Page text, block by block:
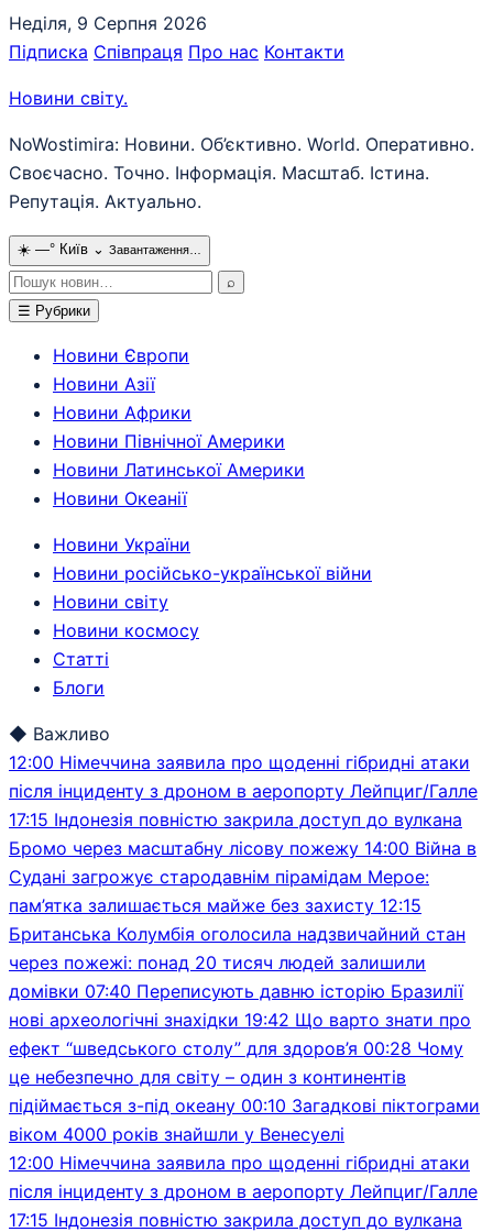
Перейти
до
Неділя, 9 Серпня 2026
Підписка Співпраця Про нас Контакти
Новини світу.
NoWostimira: Новини. Об’єктивно. World. Оперативно.
Своєчасно. Точно. Інформація. Масштаб. Істина.
Репутація. Актуально.
☀️ —° Київ ⌄ Завантаження…
Пошук:
⌕
☰ Рубрики
Новини Європи
Новини Азії
Новини Африки
Новини Північної Америки
Новини Латинської Америки
Новини Океанії
Новини України
Новини російсько-української війни
Новини світу
Новини космосу
Статті
Блоги
◆ Важливо
12:00 Німеччина заявила про щоденні гібридні атаки
після інциденту з дроном в аеропорту Лейпциг/Галле
17:15 Індонезія повністю закрила доступ до вулкана
Бромо через масштабну лісову пожежу 14:00 Війна в
Судані загрожує стародавнім пірамідам Мерое:
пам’ятка залишається майже без захисту 12:15
Британська Колумбія оголосила надзвичайний стан
через пожежі: понад 20 тисяч людей залишили
домівки 07:40 Переписують давню історію Бразилії
нові археологічні знахідки 19:42 Що варто знати про
ефект “шведського столу” для здоров’я 00:28 Чому
це небезпечно для світу – один з континентів
підіймається з-під океану 00:10 Загадкові піктограми
віком 4000 років знайшли у Венесуелі
12:00 Німеччина заявила про щоденні гібридні атаки
після інциденту з дроном в аеропорту Лейпциг/Галле
17:15 Індонезія повністю закрила доступ до вулкана